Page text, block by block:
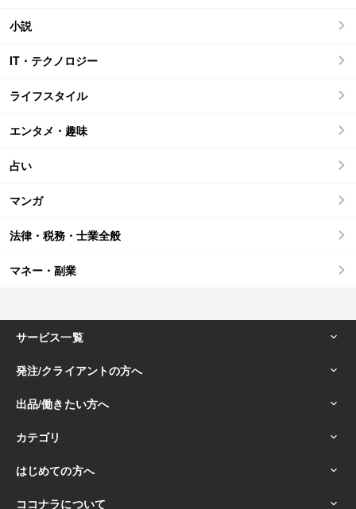
小説
IT・テクノロジー
ライフスタイル
エンタメ・趣味
占い
マンガ
法律・税務・士業全般
マネー・副業